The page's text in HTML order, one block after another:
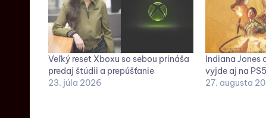
Veľký reset Xboxu so sebou prináša
predaj štúdii a prepúšťanie
23. júla 2026
Indiana Jones
vyjde aj na PS5
27. augusta